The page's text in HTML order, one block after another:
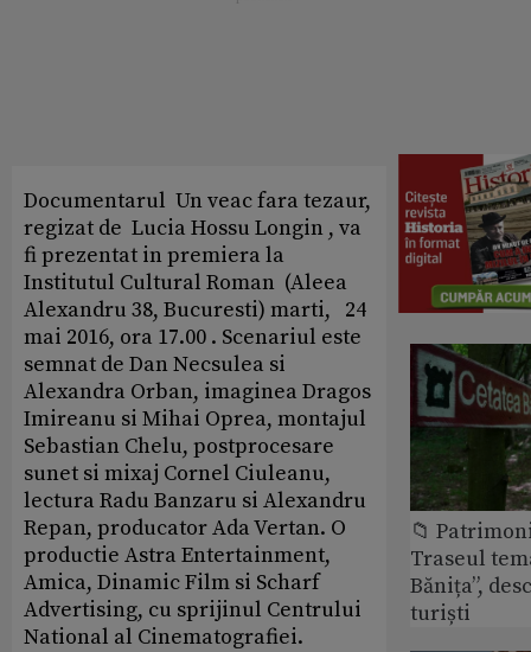
Documentarul Un veac fara tezaur,
regizat de Lucia Hossu Longin , va
fi prezentat in premiera la
Institutul Cultural Roman (Aleea
Alexandru 38, Bucuresti) marti, 24
mai 2016, ora 17.00 . Scenariul este
semnat de Dan Necsulea si
Alexandra Orban, imaginea Dragos
Imireanu si Mihai Oprea, montajul
Sebastian Chelu, postprocesare
sunet si mixaj Cornel Ciuleanu,
lectura Radu Banzaru si Alexandru
Repan, producator Ada Vertan. O
productie Astra Entertainment,
Amica, Dinamic Film si Scharf
Advertising, cu sprijinul Centrului
National al Cinematografiei.
📁
Traseul
Bănița”,
turiști